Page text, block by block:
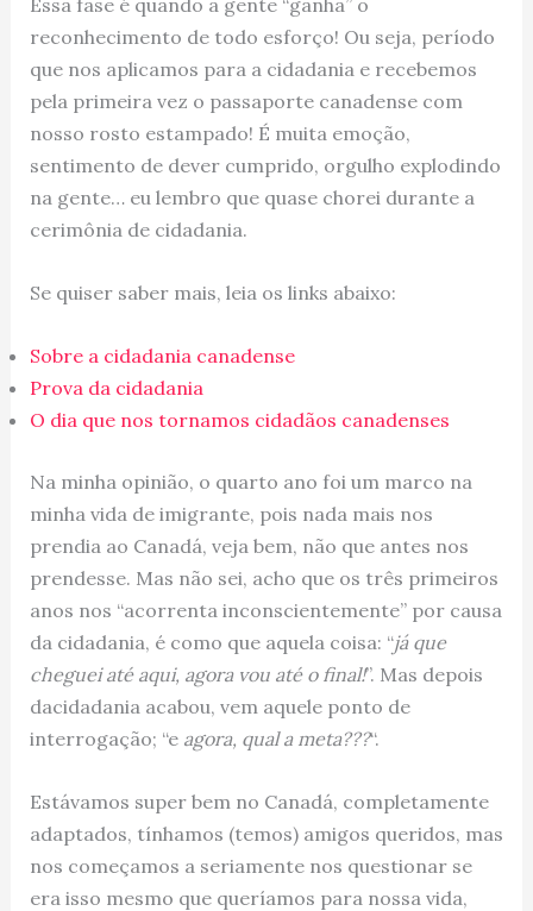
Essa fase é quando a gente “ganha” o
reconhecimento de todo esforço! Ou seja, período
que nos aplicamos para a cidadania e recebemos
pela primeira vez o passaporte canadense com
nosso rosto estampado! É muita emoção,
sentimento de dever cumprido, orgulho explodindo
na gente… eu lembro que quase chorei durante a
cerimônia de cidadania.
Se quiser saber mais, leia os links abaixo:
Sobre a cidadania canadense
Prova da cidadania
O dia que nos tornamos cidadãos canadenses
Na minha opinião, o quarto ano foi um marco na
minha vida de imigrante, pois nada mais nos
prendia ao Canadá, veja bem, não que antes nos
prendesse. Mas não sei, acho que os três primeiros
anos nos “acorrenta inconscientemente” por causa
da cidadania, é como que aquela coisa: “já que
cheguei até aqui, agora vou até o final!”. Mas depois
dacidadania acabou, vem aquele ponto de
interrogação; “e agora, qual a meta???“.
Estávamos super bem no Canadá, completamente
adaptados, tínhamos (temos) amigos queridos, mas
nos começamos a seriamente nos questionar se
era isso mesmo que queríamos para nossa vida,